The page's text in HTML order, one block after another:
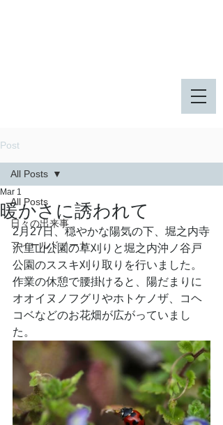
Post
All Posts
日々の出来事
フィールドノート
All Posts
暖かさに誘われて
Mar 1
2月27日、穏やかな陽気の下、堀之内寺
沢里山公園の草刈りと堀之内沖ノ谷戸
公園のススキ刈り取りを行いました。
作業の休憩で腰掛けると、陽だまりに
オオイヌノフグリやホトケノザ、コヘ
コベなどのお花畑が広がっていまし
た。